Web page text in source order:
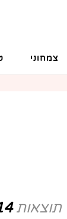
צמחוני
תוצאות14